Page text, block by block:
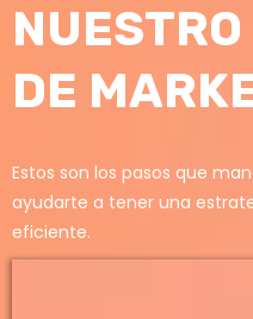
DE
Estos son los pasos que
ayudarte a tener una
eficiente.